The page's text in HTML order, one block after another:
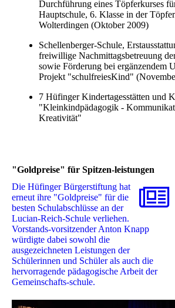
Durchführung eines Töpferkurses
Hauptschule, 6. Klasse in der
Wolterdingen (Oktober 2009)
Schellenberger-Schule,
freiwillige Nachmittagsbetreuung
sowie Förderung bei ergänzendem
Projekt "schulfreiesKind"
7 Hüfinger Kindertagesstätten und
"Kleinkindpädagogik -
Kreativität"
"Goldpreise" für Spitzen-leistungen
Die Hüfinger Bürgerstiftung hat
erneut ihre "Goldpreise" für die
besten Schulabschlüsse an der
Lucian-Reich-Schule verliehen.
Vorstands-vorsitzender Anton Knapp
würdigte dabei sowohl die
ausgezeichneten Leistungen der
Schülerinnen und Schüler als auch die
hervorragende pädagogische Arbeit der
Gemeinschafts-schule.